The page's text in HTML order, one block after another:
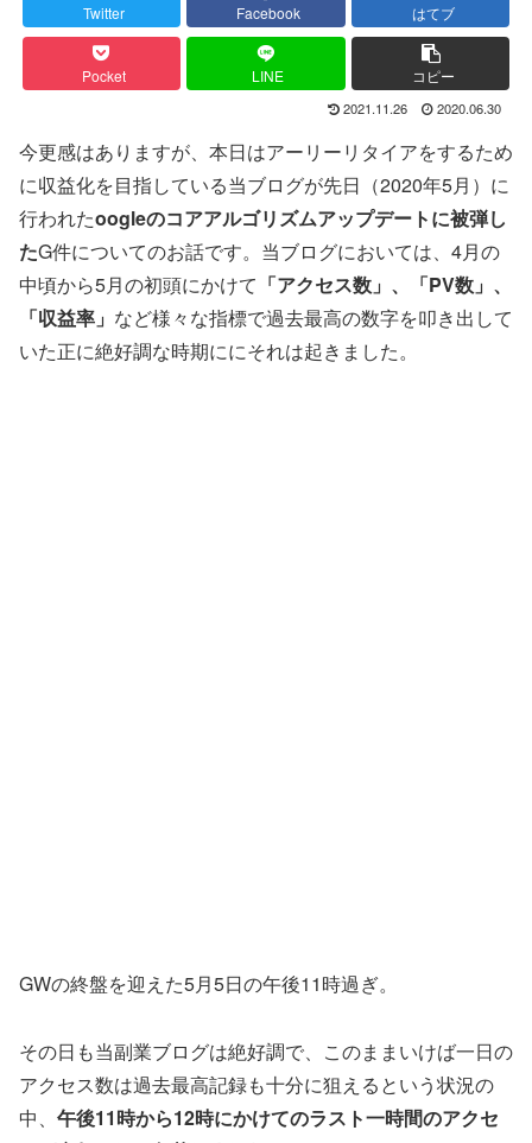
Twitter Facebook はてブ
Pocket LINE コピー
2021.11.26 2020.06.30
今更感はありますが、本日はアーリーリタイアをするため
に収益化を目指している当ブログが先日（2020年5月）に
行われたoogleのコアアルゴリズムアップデートに被弾し
たG件についてのお話です。当ブログにおいては、4月の
中頃から5月の初頭にかけて 「アクセス数」、「PV数」、
「収益率」 など様々な指標で過去最高の数字を叩き出して
いた正に絶好調な時期ににそれは起きました。
GWの終盤を迎えた5月5日の午後11時過ぎ。
その日も当副業ブログは絶好調で、このままいけば一日の
アクセス数は過去最高記録も十分に狙えるという状況の
中、 午後11時から12時にかけてのラスト一時間のアクセ